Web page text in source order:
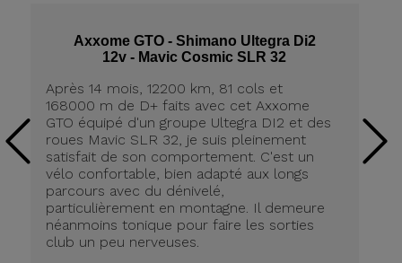
Axxome GTO - Shimano Ultegra Di2
12v - Mavic Cosmic SLR 32
Après 14 mois, 12200 km, 81 cols et
168000 m de D+ faits avec cet Axxome
GTO équipé d'un groupe Ultegra DI2 et des
roues Mavic SLR 32, je suis pleinement
satisfait de son comportement. C'est un
vélo confortable, bien adapté aux longs
parcours avec du dénivelé,
particulièrement en montagne. Il demeure
néanmoins tonique pour faire les sorties
club un peu nerveuses.